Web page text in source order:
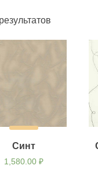
Синт
1,580.00 ₽